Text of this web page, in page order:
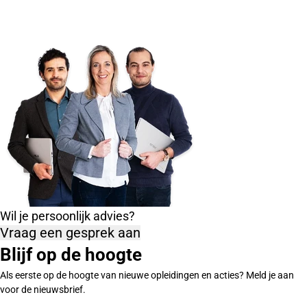
Wil je persoonlijk advies?
Vraag een gesprek aan
Blijf op de hoogte
Als eerste op de hoogte van nieuwe opleidingen en acties? Meld je aan
voor de nieuwsbrief.